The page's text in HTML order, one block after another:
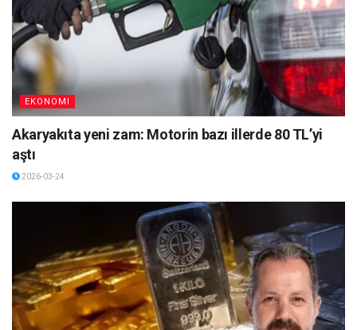
EKONOMI
Akaryakıta yeni zam: Motorin bazı illerde 80 TL’yi
aştı
2026-03-24